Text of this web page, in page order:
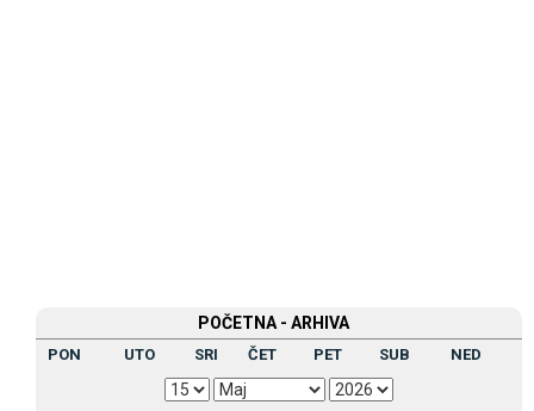
POČETNA - ARHIVA
PON UTO SRI ČET PET SUB NED